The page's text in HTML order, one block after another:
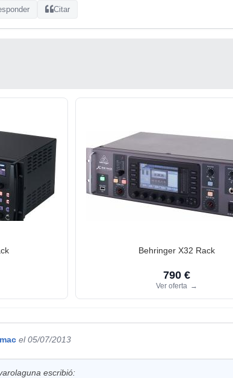
Citar
Behringer X32 Rack
790 €
Ver oferta →
el 05/07/2013
escribió: